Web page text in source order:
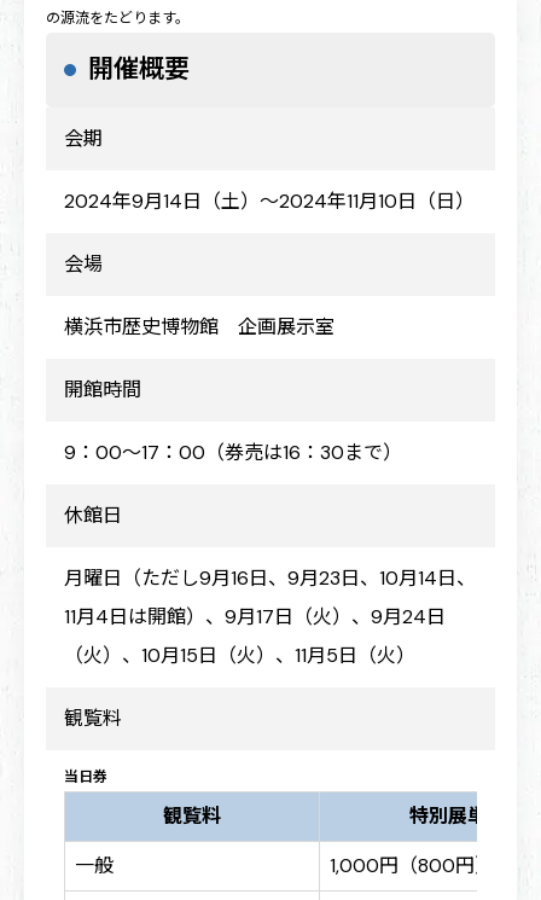
の源流をたどります。
開催概要
会期
2024年9月14日（土）～2024年11月10日（日）
会場
横浜市歴史博物館 企画展示室
開館時間
9：00～17：00（券売は16：30まで）
休館日
月曜日（ただし9月16日、9月23日、10月14日、
11月4日は開館）、9月17日（火）、9月24日
（火）、10月15日（火）、11月5日（火）
観覧料
当日券
観覧料
特別展単券
一般
1,000円（800円）